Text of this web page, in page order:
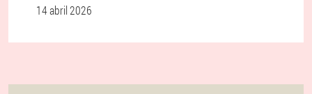
14 abril 2026